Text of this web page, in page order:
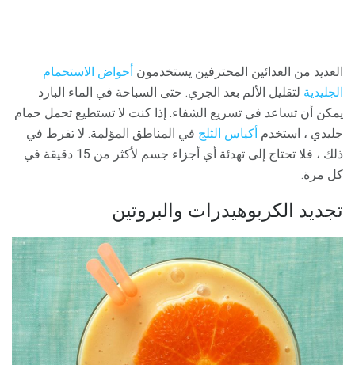
العديد من العدائين المحترفين يستخدمون أحواض الاستحمام
الجليدية لتقليل الألم بعد الجري. حتى السباحة في الماء البارد
يمكن أن تساعد في تسريع الشفاء. إذا كنت لا تستطيع تحمل حمام
جليدي ، استخدم أكياس الثلج في المناطق المؤلمة. لا تفرط في
ذلك ، فلا تحتاج إلى تهدئة أي أجزاء جسم لأكثر من 15 دقيقة في
كل مرة.
تجديد الكربوهيدرات والبروتين